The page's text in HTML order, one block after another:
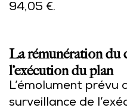
94,05 €.
La rémunération du
l’exécution du plan
L’émolument prévu
surveillance de